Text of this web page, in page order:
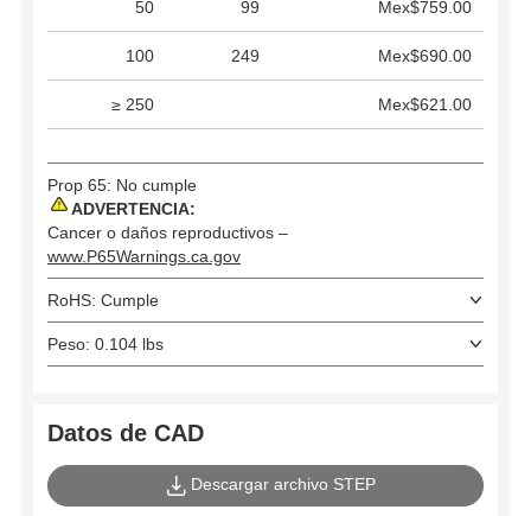
50 99 Mex$759.00
100 249 Mex$690.00
≥ 250 Mex$621.00
Prop 65: No cumple
ADVERTENCIA:
Cancer o daños reproductivos –
www.P65Warnings.ca.gov
RoHS: Cumple
Peso: 0.104 lbs
Datos de CAD
Descargar archivo STEP